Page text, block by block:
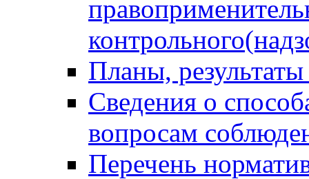
Планы,
Сведения о
вопросам
Перечень